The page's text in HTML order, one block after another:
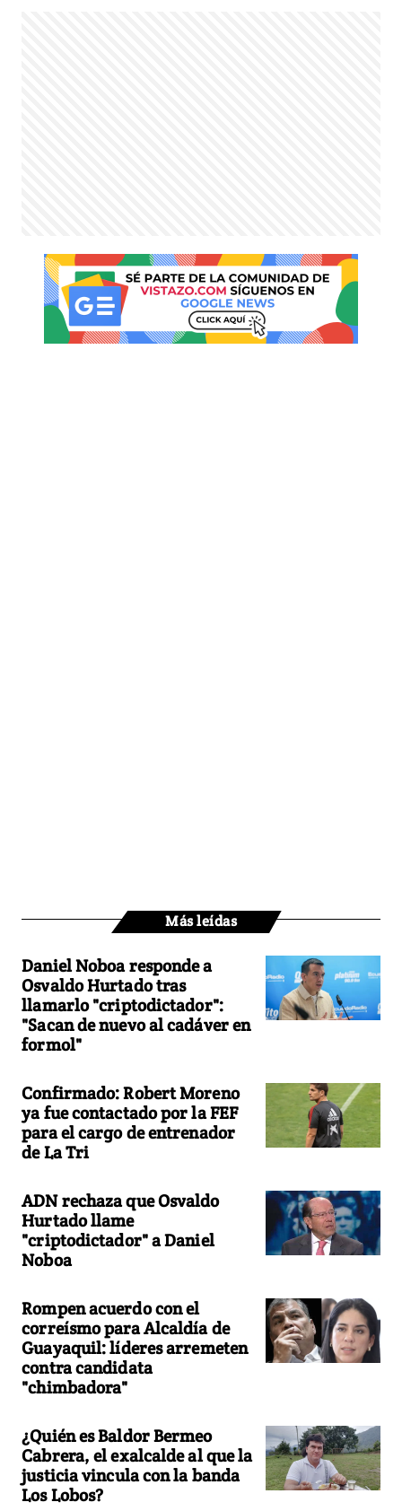
Más leídas
Daniel Noboa responde a
Osvaldo Hurtado tras
llamarlo "criptodictador":
"Sacan de nuevo al cadáver en
formol"
Confirmado: Robert Moreno
ya fue contactado por la FEF
para el cargo de entrenador
de La Tri
ADN rechaza que Osvaldo
Hurtado llame
"criptodictador" a Daniel
Noboa
Rompen acuerdo con el
correísmo para Alcaldía de
Guayaquil: líderes arremeten
contra candidata
"chimbadora"
¿Quién es Baldor Bermeo
Cabrera, el exalcalde al que la
justicia vincula con la banda
Los Lobos?